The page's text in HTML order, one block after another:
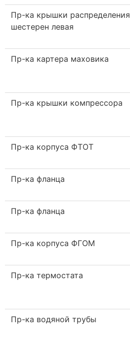
Пр-ка крышки распределения
шестерен левая
Пр-ка картера маховика
Пр-ка крышки компрессора
Пр-ка корпуса ФТОТ
Пр-ка фланца
Пр-ка фланца
Пр-ка корпуса ФГОМ
Пр-ка термостата
Пр-ка водяной трубы